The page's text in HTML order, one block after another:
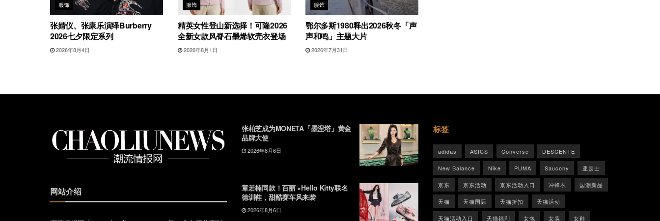
服饰
张婧仪、张康乐演绎Burberry
2026七夕限定系列
2026年8月4日
服饰
精英女性登山新选择！可隆2026
全新女款风脊石墨烯软壳衣登场
2026年8月1日
服饰
鄂尔多斯1980释出2026秋冬「声
声和鸣」主题大片
2026年7月31日
网站介绍
张柏芝成为MONETA「墨涅塔」黄金
品牌大使
2026年8月6日
章若楠同款！百丽 ×Hello Kitty联名
德训鞋，甜酷赛车风来袭
2026年8月6日
标签
adidas ASICS Converse DESCENTE
New Balance Nike PUMA Saucony 亚瑟士
京东 京东活动 京东活动入口 冲锋衣 国潮新品
天猫 天猫国际 天猫折扣 天猫活动
天猫活动入口 天猫福利 女包 女装 女鞋